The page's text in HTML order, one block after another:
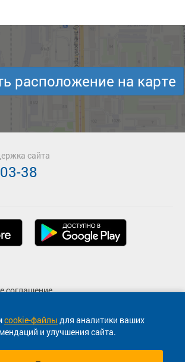
cookie-файлы для аналитики ваших
и улучшения сайта.
расположение на карте
соглашение
сообщения
сайта
38